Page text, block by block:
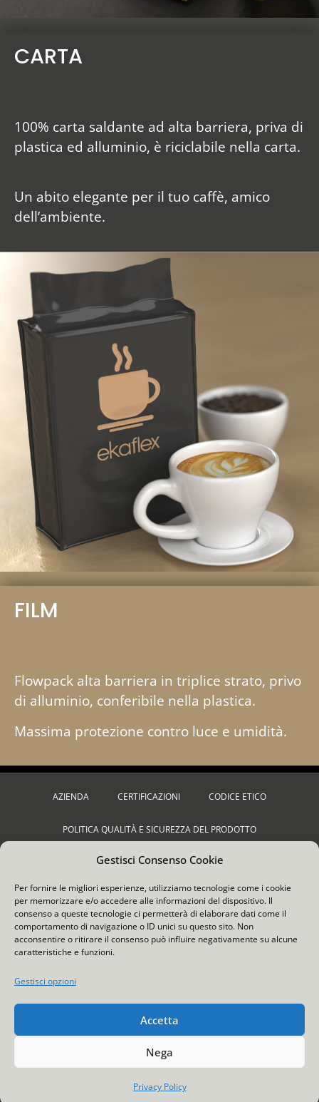
Gestisci Consenso Cookie
Per fornire le migliori esperienze, utilizziamo tecnologie come i cookie
per memorizzare e/o accedere alle informazioni del dispositivo. Il
consenso a queste tecnologie ci permetterà di elaborare dati come il
comportamento di navigazione o ID unici su questo sito. Non
acconsentire o ritirare il consenso può influire negativamente su alcune
caratteristiche e funzioni.
Gestisci opzioni
Accetta
Nega
Privacy Policy
CARTA
100% carta saldante ad alta barriera, priva di
plastica ed alluminio, è riciclabile nella carta.
Un abito elegante per il tuo caffè, amico
dell’ambiente.
FILM
Flowpack alta barriera in triplice strato, privo
di alluminio, conferibile nella plastica.
Massima protezione contro luce e umidità.
AZIENDA CERTIFICAZIONI CODICE ETICO
POLITICA QUALITÀ E SICUREZZA DEL PRODOTTO
BILANCIO DI SOSTENIBILITÀ PRIVACY POLICY
COOKIE POLICY CONTATTI
© 2023 Tutti i diritti riservati – Ekaflex Srl – Viale Industria 1018, 21020
Malgesso (VA) – p.iva 02900070125